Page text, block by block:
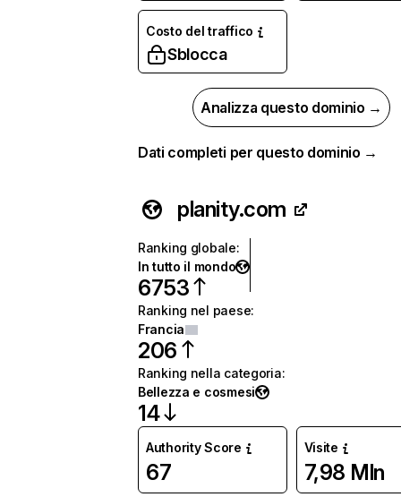
Costo del traffico
Sblocca
Analizza questo dominio →
Dati completi per questo dominio →
planity.com
Ranking globale:
In tutto il mondo
6753
Ranking nel paese:
Francia
206
Ranking nella categoria:
Bellezza e cosmesi
14
Authority Score
67
Visite
7,98 Mln